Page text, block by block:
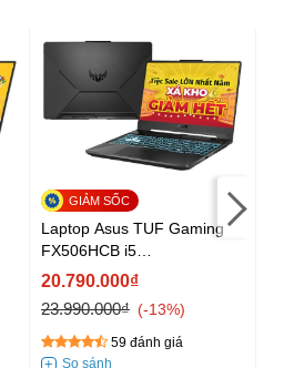
Laptop Asus TUF Gaming
FX506HCB i5
11400H/8GB/512GB/4GB
(HN144W)
20.790.000₫
23.990.000₫
-13%
59 đánh giá